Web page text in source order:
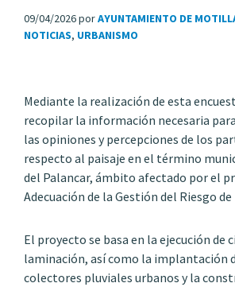
09/04/2026porAYUNTAMIENTO DE
NOTICIAS, URBANISMO
Mediante la realización de esta
recopilar la información necesaria
las opiniones y percepciones de los
respecto al paisaje en el término
del Palancar, ámbito afectado por el
Adecuación de la Gestión del Riesgo
El proyecto se basa en la ejecución de
laminación, así como la implantación
colectores pluviales urbanos y la